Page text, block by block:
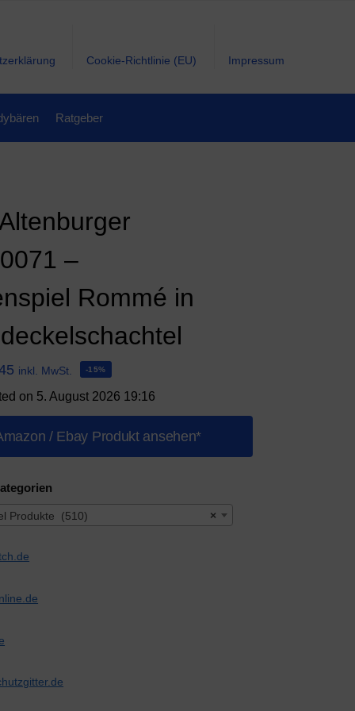
Cookie-Richtlinie (EU) Impressum
Ratgeber
–
Rommé in
inkl. MwSt. -15%
on 5. August 2026 19:16
/ Ebay Produkt ansehen*
×
Produkte (510)